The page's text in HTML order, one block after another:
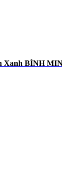
Xanh BÌNH